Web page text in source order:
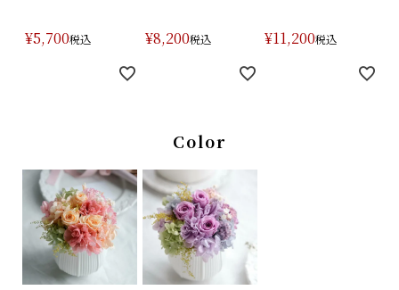
¥5,700税込 ¥8,200税込 ¥11,200税込
Color